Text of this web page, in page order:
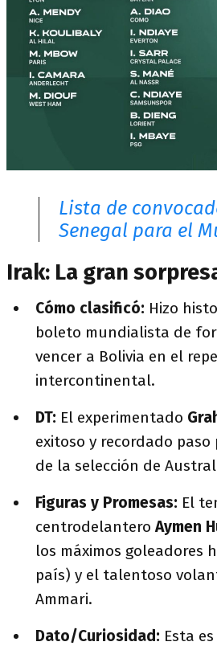
Lista de
Senegal para el
Irak: La gran
Cómo clasificó: Hizo
boleto mundialista de
vencer a Bolivia en el
intercontinental.
DT: El experimentado
exitoso y recordado
de la selección de
Figuras y Promesas: El
centrodelanteroAymen
los máximos goleadores
país) y el talentoso
Ammari.
Dato/Curiosidad: Esta